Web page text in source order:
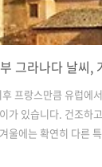
프랑스만큼 유럽에
가 있습니다. 건조하
울에는 확연히 다른
가까워 많은 눈이 내